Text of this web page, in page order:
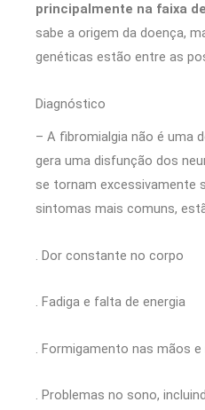
principalmente na faixa
sabe a origem da doença,
genéticas estão entre as
Diagnóstico
– A fibromialgia não é uma
gera uma disfunção dos
se tornam excessivamente
sintomas mais comuns,
. Dor constante no corpo
. Fadiga e falta de energia
. Formigamento nas mãos e
. Problemas no sono,